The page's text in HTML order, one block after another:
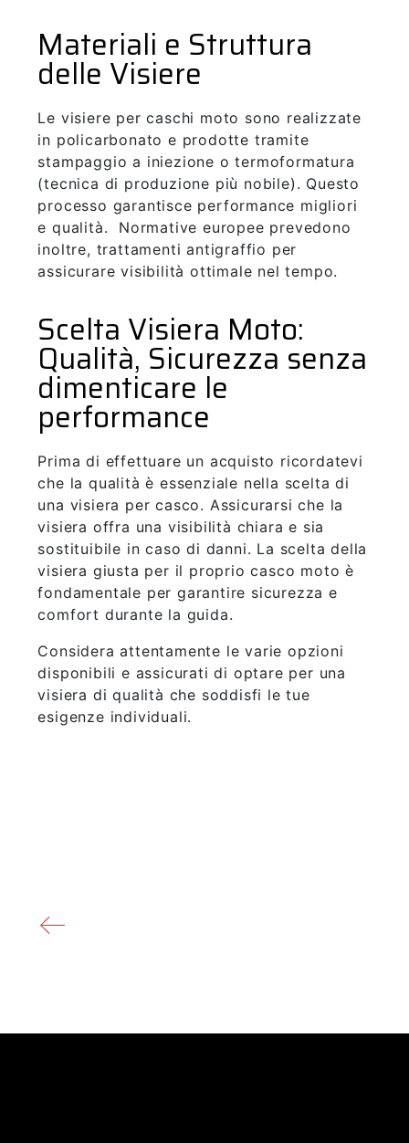
Materiali e Struttura
delle Visiere
Le visiere per caschi moto sono realizzate
in policarbonato e prodotte tramite
stampaggio a iniezione o termoformatura
(tecnica di produzione più nobile). Questo
processo garantisce performance migliori
e qualità. Normative europee prevedono
inoltre, trattamenti antigraffio per
assicurare visibilità ottimale nel tempo.
Scelta Visiera Moto:
Qualità, Sicurezza senza
dimenticare le
performance
Prima di effettuare un acquisto ricordatevi
che la qualità è essenziale nella scelta di
una visiera per casco. Assicurarsi che la
visiera offra una visibilità chiara e sia
sostituibile in caso di danni. La scelta della
visiera giusta per il proprio casco moto è
fondamentale per garantire sicurezza e
comfort durante la guida.
Considera attentamente le varie opzioni
disponibili e assicurati di optare per una
visiera di qualità che soddisfi le tue
esigenze individuali.